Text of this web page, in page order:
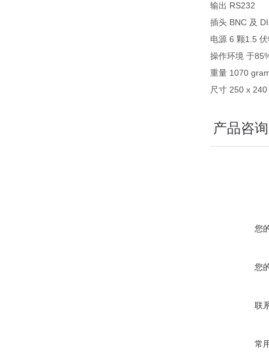
输出 RS232
插头 BNC 及
电源 6 颗1.5
操作环境 于
重量 1070
尺寸 250 x
产品咨询
您
您
联
常